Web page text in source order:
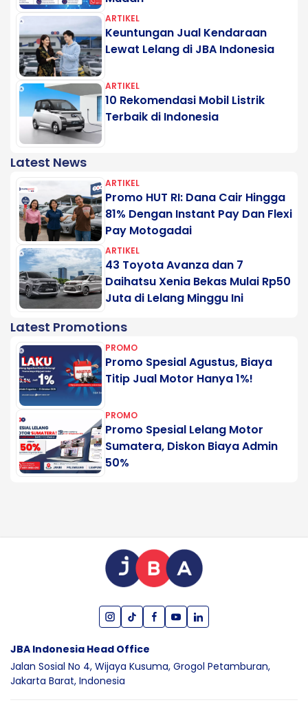
ARTIKEL
Keuntungan Jual Kendaraan
Lewat Lelang di JBA Indonesia
ARTIKEL
10 Rekomendasi Mobil Listrik
Terbaik di Indonesia
Latest News
ARTIKEL
Promo HUT RI: Dana Cair Hingga
81% Dengan Instant Pay Dan Flexi
Pay Motogadai
ARTIKEL
43 Toyota Avanza dan 7
Daihatsu Xenia Bekas Mulai Rp50
Juta di Lelang Minggu Ini
Latest Promotions
PROMO
Promo Spesial Agustus, Biaya
Titip Jual Motor Hanya 1%!
PROMO
Promo Spesial Lelang Motor
Sumatera, Diskon Biaya Admin
50%
JBA Indonesia Head Office
Jalan Sosial No 4, Wijaya Kusuma, Grogol Petamburan,
Jakarta Barat, Indonesia